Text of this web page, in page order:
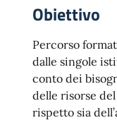
Obiettivo
Percorso
dalle singole
conto dei
delle risorse
rispetto sia